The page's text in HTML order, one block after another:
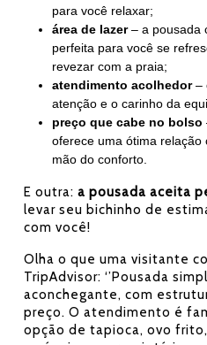
para você relaxar;
área de lazer– a pousada
perfeita para você se
revezar com a praia;
atendimento acolhedor–
atenção e o carinho da
preço que cabe no bolso
oferece uma ótima
mão do conforto.
E outra: a pousada aceita
levar seu bichinho de
com você!
Olha o que uma visitante
TripAdvisor: ‘’Pousada
aconchegante, com
preço. O atendimento é
opção de tapioca, ovo